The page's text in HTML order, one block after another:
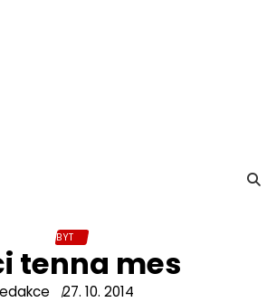
BYT
tenna mes
27. 10. 2014